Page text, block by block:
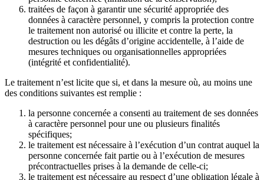
traitées de façon à garantir une sécurité appropriée des
données à caractère personnel, y compris la protection contre
le traitement non autorisé ou illicite et contre la perte, la
destruction ou les dégâts d’origine accidentelle, à l’aide de
mesures techniques ou organisationnelles appropriées
(intégrité et confidentialité).
Le traitement n’est licite que si, et dans la mesure où, au moins une
des conditions suivantes est remplie :
la personne concernée a consenti au traitement de ses données
à caractère personnel pour une ou plusieurs finalités
spécifiques;
le traitement est nécessaire à l’exécution d’un contrat auquel la
personne concernée fait partie ou à l’exécution de mesures
précontractuelles prises à la demande de celle-ci;
le traitement est nécessaire au respect d’une obligation légale à